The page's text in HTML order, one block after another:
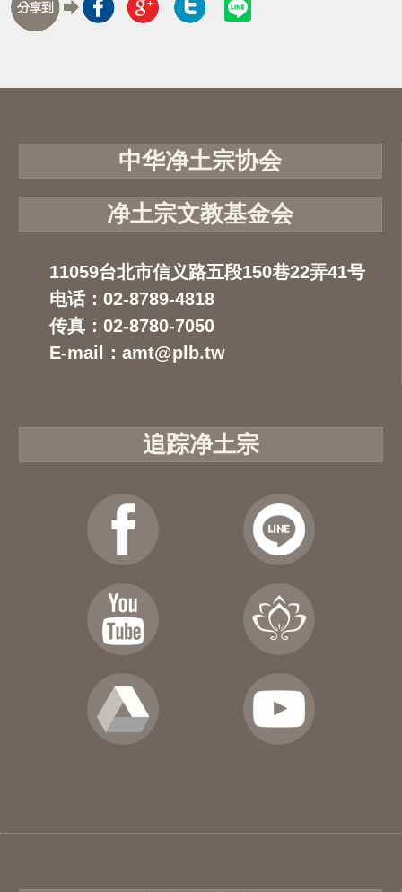
中华净土宗协会
净土宗文教基金会
11059台北市信义路五段150巷22弄41号
电话：02-8789-4818
传真：02-8780-7050
E-mail：amt@plb.tw
追踪净土宗